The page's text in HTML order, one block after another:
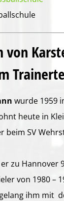
von
wurde 1959
heute in
beim SV
zu Hannover
von 1980 –
ihm mit